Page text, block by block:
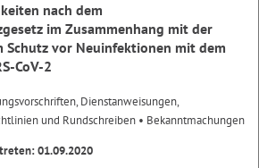
nach dem
im Zusammenhang mit der
Schutz vor Neuinfektionen mit dem
CoV-2
Dienstanweisungen,
und Rundschreiben • Bekanntmachungen
01.09.2020